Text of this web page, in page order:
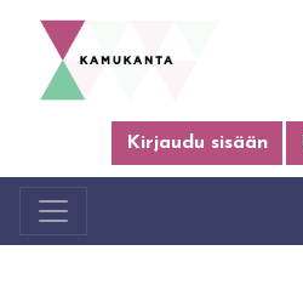
Kirjaudu sisään